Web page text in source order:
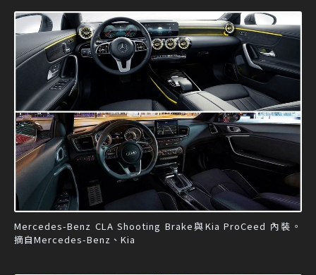
Mercedes-Benz CLA Shooting Brake與Kia ProCeed 內裝。
摘自Mercedes-Benz、Kia